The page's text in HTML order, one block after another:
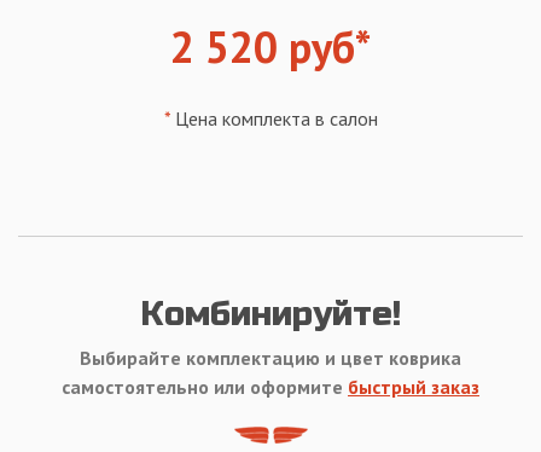
2 520 руб*
*Цена комплекта в салон
Комбинируйте!
Выбирайте комплектацию и цвет коврика
самостоятельно или оформите быстрый заказ